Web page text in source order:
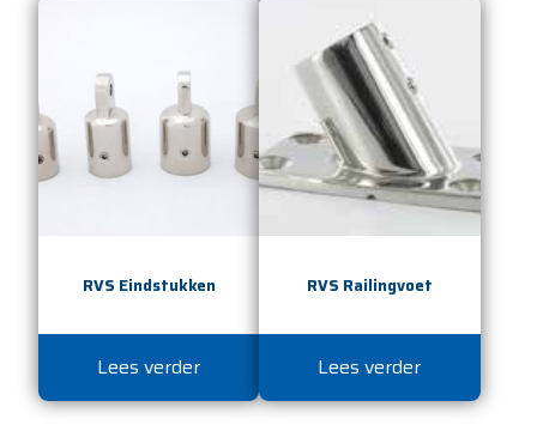
RVS Eindstukken
Lees verder
RVS Railingvoet
Lees verder